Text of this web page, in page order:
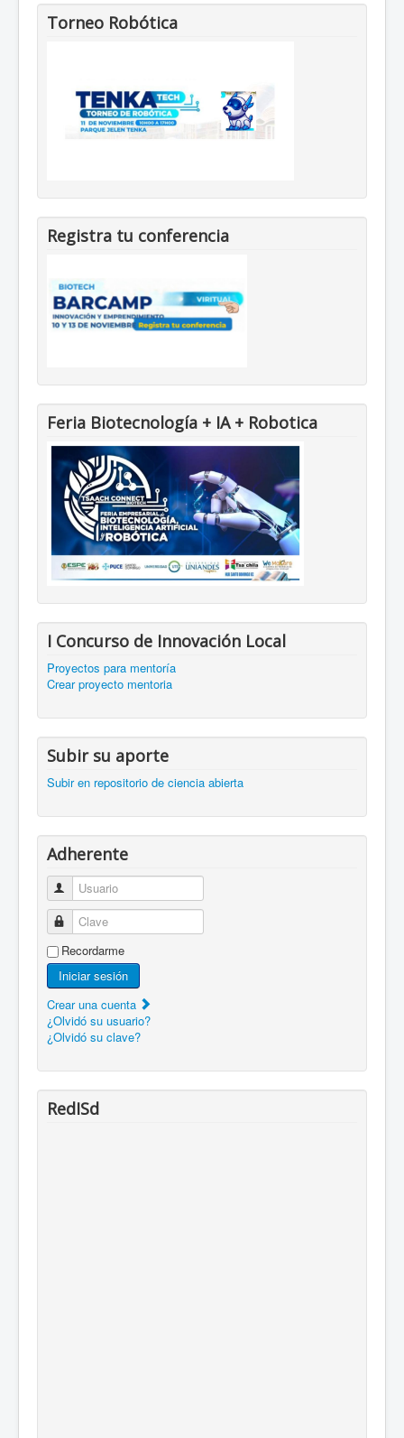
Torneo Robótica
Registra tu conferencia
Feria Biotecnología + IA + Robotica
I Concurso de Innovación Local
Proyectos para mentoría
Crear proyecto mentoria
Subir su aporte
Subir en repositorio de ciencia abierta
Adherente
Usuario
Clave
Recordarme
Iniciar sesión
Crear una cuenta
¿Olvidó su usuario?
¿Olvidó su clave?
RedISd